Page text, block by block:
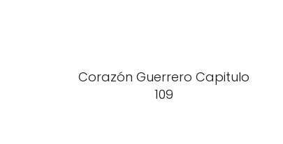
Corazón Guerrero Capitulo
109